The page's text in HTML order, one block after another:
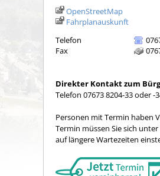
OpenStreetMap
Fahrplanauskunft
Telefon
Fax
Direkter Kontakt zum
Telefon 07673 8204-33 oder -
Personen mit Termin haben
Termin müssen Sie sich
auf längere Wartezeiten